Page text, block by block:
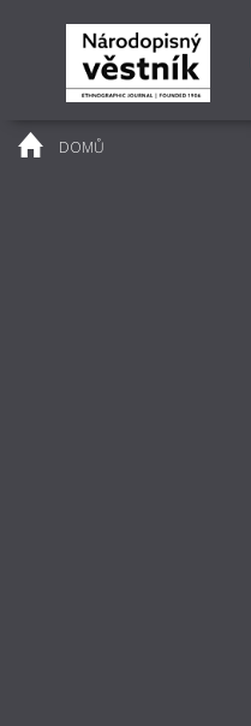
DOMŮ